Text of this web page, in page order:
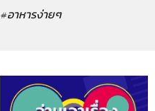
#อาหารง่ายๆ